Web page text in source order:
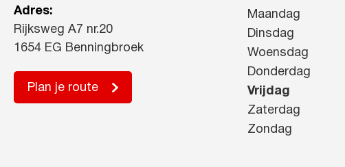
Adres:
Rijksweg A7 nr.20
1654 EG Benningbroek
Plan je route
Maandag
Dinsdag
Woensdag
Donderdag
Vrijdag
Zaterdag
Zondag